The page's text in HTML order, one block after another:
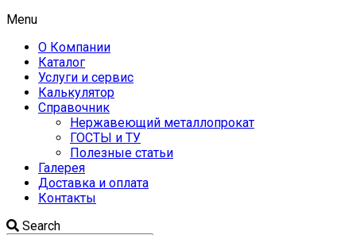
Menu
О Компании
Каталог
Услуги и сервис
Калькулятор
Справочник
Нержавеющий металлопрокат
ГОСТЫ и ТУ
Полезные статьи
Галерея
Доставка и оплата
Контакты
Search